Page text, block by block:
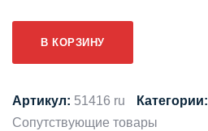
КАПЛИ
ДЛЯ
В КОРЗИНУ
Артикул: 51416 ru Категории:
Сопутствующие товары